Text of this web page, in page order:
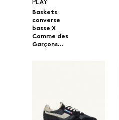
PLAY
Baskets
converse
basse X
Comme des
Garçons...